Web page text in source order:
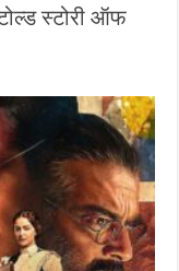
स्टोरी ऑफ
चैप्टर
ऑफ